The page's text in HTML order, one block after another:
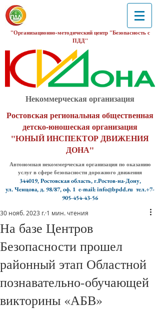
"Организационно-методический центр "Безопасность с
ПДД"
Некоммерческая организация
Ростовская региональная общественная
детско-юношеская организация
"ЮНЫЙ ИНСПЕКТОР ДВИЖЕНИЯ
ДОНА"
Автономная некоммерческая организация по оказанию
услуг в сфере безопасности дорожного движения
344019, Ростовская область, г.Ростов-на-Дону,
ул. Ченцова, д. 98/87, оф. 1 e-mail: info@bpdd.ru тел.+7-
905-454-43-56
На базе Центров
Безопасности прошел
районный этап Областной
познавательно-обучающей
викторины «АБВ»
30 нояб. 2023 г. 1 мин. чтения